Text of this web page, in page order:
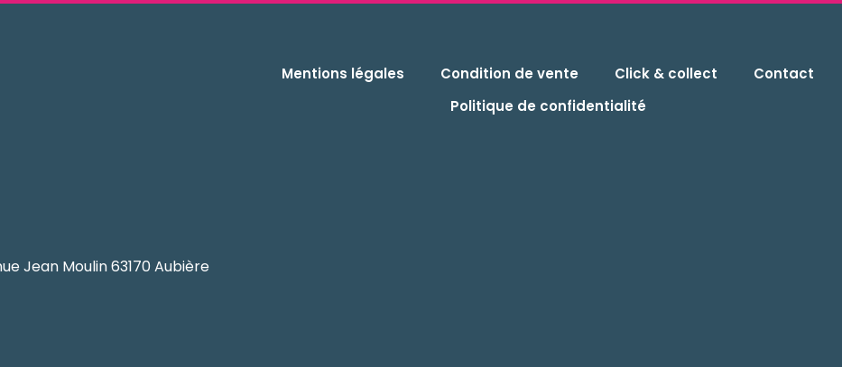
Mentions légales Condition de vente Click & collect
Contact
Politique de confidentialité
Jean Moulin 63170 Aubière